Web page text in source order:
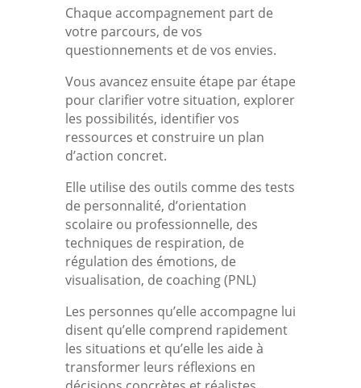
Chaque accompagnement part de
votre parcours, de vos
questionnements et de vos envies.
Vous avancez ensuite étape par étape
pour clarifier votre situation, explorer
les possibilités, identifier vos
ressources et construire un plan
d’action concret.
Elle utilise des outils comme des tests
de personnalité, d’orientation
scolaire ou professionnelle, des
techniques de respiration, de
régulation des émotions, de
visualisation, de coaching (PNL)
Les personnes qu’elle accompagne lui
disent qu’elle comprend rapidement
les situations et qu’elle les aide à
transformer leurs réflexions en